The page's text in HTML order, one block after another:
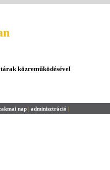
közreműködésével
nap | adminisztráció |